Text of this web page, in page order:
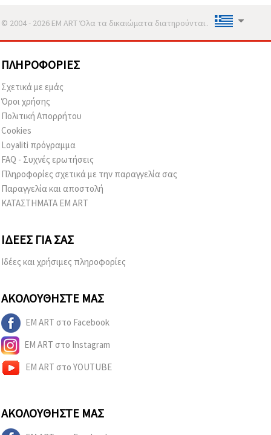
© 2004 - 2026 EM ART Όλα τα δικαιώματα διατηρούνται..
ΠΛΗΡΟΦΟΡΊΕΣ
Σχετικά με εμάς
Όροι χρήσης
Πολιτική Απορρήτου
Cookies
Loyaliti πρόγραμμα
FAQ - Συχνές ερωτήσεις
Πληροφορίες σχετικά με την παραγγελία σας
Παραγγελία και αποστολή
ΚΑΤΑΣΤΗΜΑΤΑ EM ART
ΙΔΈΕΣ ΓΙΑ ΣΑΣ
Ιδέες και χρήσιμες πληροφορίες
ΑΚΟΛΟΥΘΉΣΤΕ ΜΑΣ
EM ART στο Facebook
EM ART στο Instagram
EM ART στο YOUTUBE
ΑΚΟΛΟΥΘΉΣΤΕ ΜΑΣ